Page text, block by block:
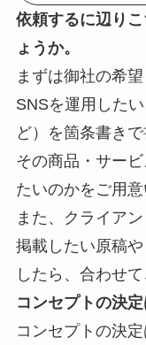
依頼するに辺り
ょうか。
まずは御社の希
SNSを運用した
ど）を箇条書き
その商品・サー
たいのかをご用
また、クライア
掲載したい原稿
したら、合わせ
コンセプトの決
コンセプトの決